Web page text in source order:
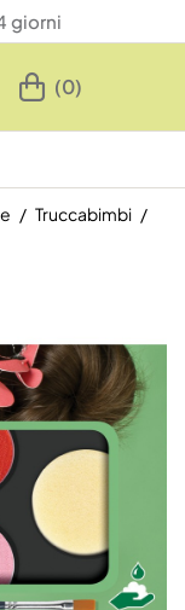
(0)
Truccabimbi